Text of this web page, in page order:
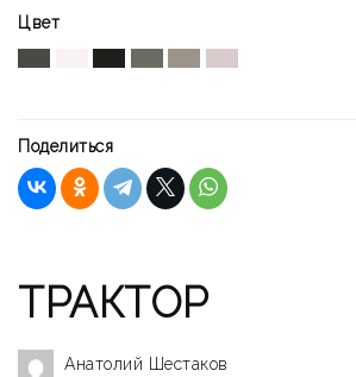
Цвет
Поделиться
ТРАКТОР
Анатолий Шестаков